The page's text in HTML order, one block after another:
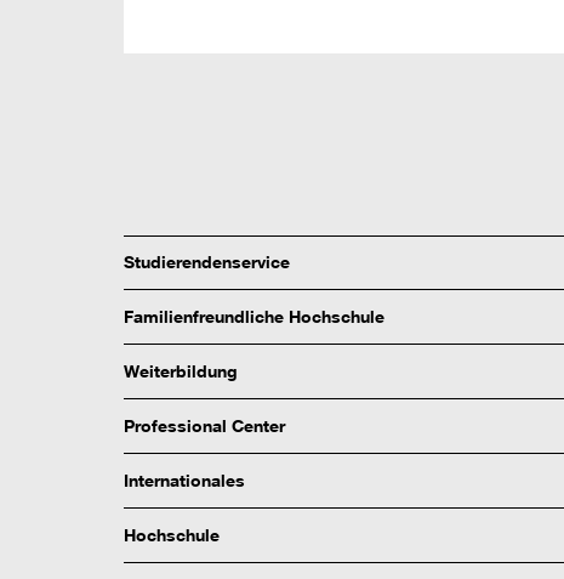
Studierendenservice
Familienfreundliche Hochschule
Weiterbildung
Professional Center
Internationales
Hochschule